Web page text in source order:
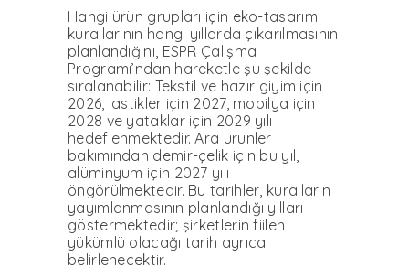
Hangi ürün grupları için eko-tasarım
kurallarının han­gi yıllarda çıkarılmasının
planlandığını, ESPR Çalışma
Programı’ndan hareketle şu şekilde
sıralanabilir: Tekstil ve hazır giyim için
2026, las­tikler için 2027, mobilya için
2028 ve yataklar için 2029 yı­lı
hedeflenmektedir. Ara ürün­ler
bakımından demir-çelik için bu yıl,
alüminyum için 2027 yılı
öngörülmektedir. Bu tarihler, kuralların
yayım­lanmasının planlandığı yılları
göstermektedir; şirketlerin fi­ilen
yükümlü olacağı tarih ay­rıca
belirlenecektir.